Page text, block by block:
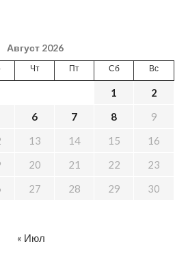
Август 2026
Чт Пт Сб Вс
1
2
6 7 8
9
13 14 15
16
20 21 22
23
27 28 29
30
« Июл